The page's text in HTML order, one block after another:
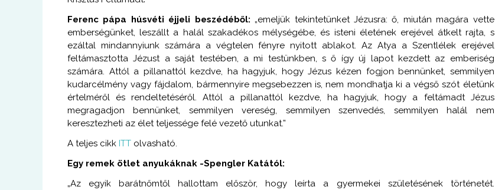
Ferenc pápa húsvéti éjjeli beszédéből:„emeljük tekintetünket Jézusra: ő, miután magára vette
emberségünket, leszállt a halál szakadékos mélységébe, és isteni életének erejével átkelt rajta, s
ezáltal mindannyiunk számára a végtelen fényre nyitott ablakot. Az Atya a Szentlélek erejével
feltámasztotta Jézust a saját testében, a mi testünkben, s ő így új lapot kezdett az emberiség
számára. Attól a pillanattól kezdve, ha hagyjuk, hogy Jézus kézen fogjon bennünket, semmilyen
kudarcélmény vagy fájdalom, bármennyire megsebezzen is, nem mondhatja ki a végső szót életünk
értelméről és rendeltetéséről. Attól a pillanattól kezdve, ha hagyjuk, hogy a feltámadt Jézus
megragadjon bennünket, semmilyen vereség, semmilyen szenvedés, semmilyen halál nem
keresztezheti az élet teljessége felé vezető utunkat.”
A teljes cikk ITT olvasható.
Egy remek ötlet anyukáknak -Spengler Katától:
„Az egyik barátnőmtől hallottam először, hogy leírta a gyermekei születésének történetét.